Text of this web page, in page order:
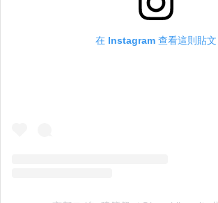
在 Instagram 查看這則貼文